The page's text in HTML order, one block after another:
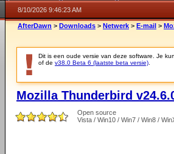
8/10/2026 9:46:23 AM
AfterDawn > Downloads > Netwerk > E-mail >
Dit is een oude versie van deze software. Je
of de v38.0 Beta 6 (laatste beta versie)
Mozilla Thunderbird
Open source
Vista / Win10 / Win7 / Win8 /